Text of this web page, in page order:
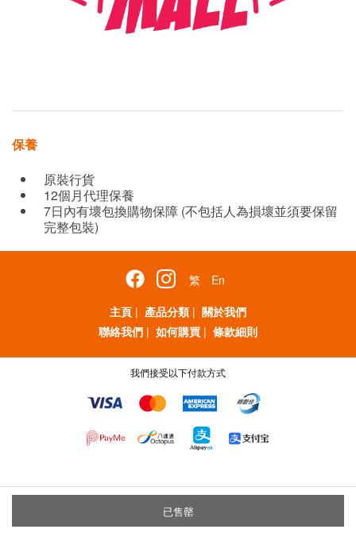
已售罄
保養
原裝行貨
12個月代理保養
7日內有壞包換購物保障 (不包括人為損壞並須要保留
完整包裝)
繁
En
主頁 | 產品分類 | 關於我們
聯絡我們 | 如何購買 | 條款細則
我們接受以下付款方式